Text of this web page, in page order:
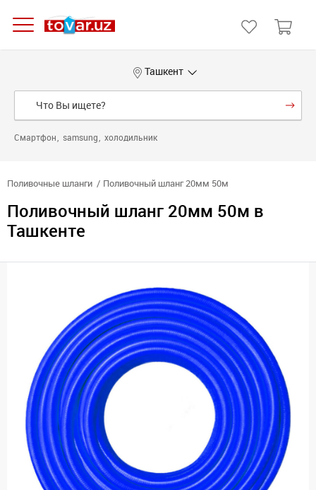
Ташкент
Смартфон samsung холодильник
Поливочные шланги Поливочный шланг 20мм 50м
Поливочный шланг 20мм 50м в
Ташкенте